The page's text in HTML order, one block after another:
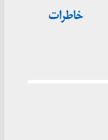
خاطرات